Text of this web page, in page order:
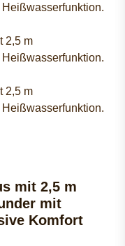
mit 2,5 m
mit
Komfort